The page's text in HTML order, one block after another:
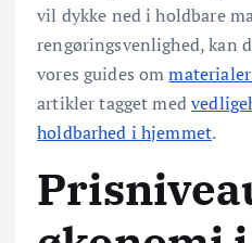
vil dykke ned i holdbare
rengøringsvenlighed, kan
vores guides om
artikler tagget med
holdbarhed i hjemmet.